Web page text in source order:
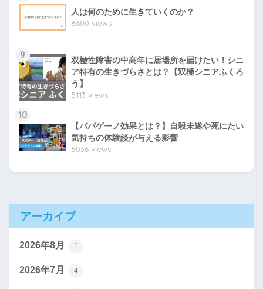
人は何のために生きていくのか？
8600 views
9
双極性障害の中高年に居場所を届けたい！シニ
ア特有の生きづらさとは？【双極シニアふくろ
う】
5113 views
10
【パパゲーノ効果とは？】自殺未遂や死にたい
気持ちの体験談が与える影響
5036 views
アーカイブ
2026年8月 1
2026年7月 4